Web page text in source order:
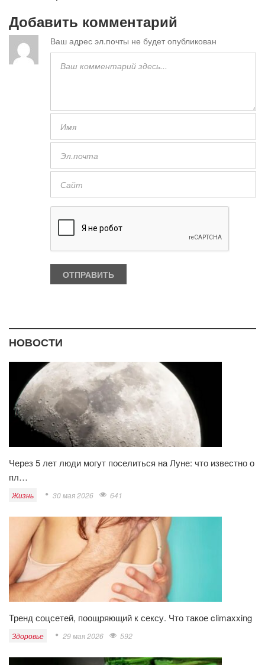
Добавить комментарий
Ваш адрес эл.почты не будет опубликован
НОВОСТИ
Через 5 лет люди могут поселиться на Луне: что известно о
пл…
Жизнь 30 мая 2026 641
Тренд соцсетей, поощряющий к сексу. Что такое climaxxing
Здоровье 29 мая 2026 592